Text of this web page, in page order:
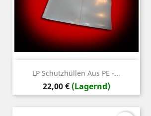
LP Schutzhüllen Aus PE -...
Preis
22,00 € (Lagernd)